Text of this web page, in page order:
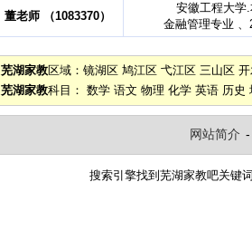
董老师 （1083370）
安徽工程大学
金融管理专业 、
芜湖家教区域： 镜湖区 鸠江区 弋江区 三山区
芜湖家教科目： 数学 语文 物理 化学 英语 历史
网站简介
搜索引擎找到 芜湖家教吧关键